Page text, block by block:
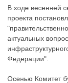
В ходе весенней
проекта
актуальных
Федерации".
Осенью Комитет